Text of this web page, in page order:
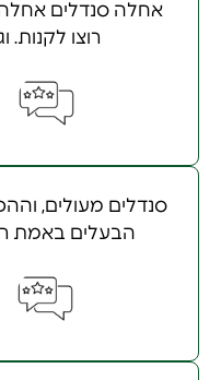
אחלה סנדלים אחלה
רוצו לקנות.
סנדלים מעולים,
הבעלים באמת